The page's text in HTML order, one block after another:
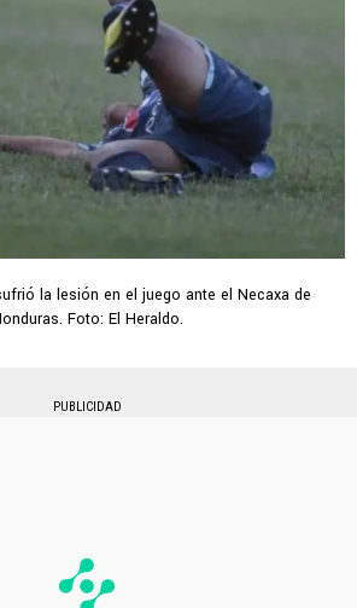
la lesión en el juego ante el Necaxa de
Foto: El Heraldo.
PUBLICIDAD